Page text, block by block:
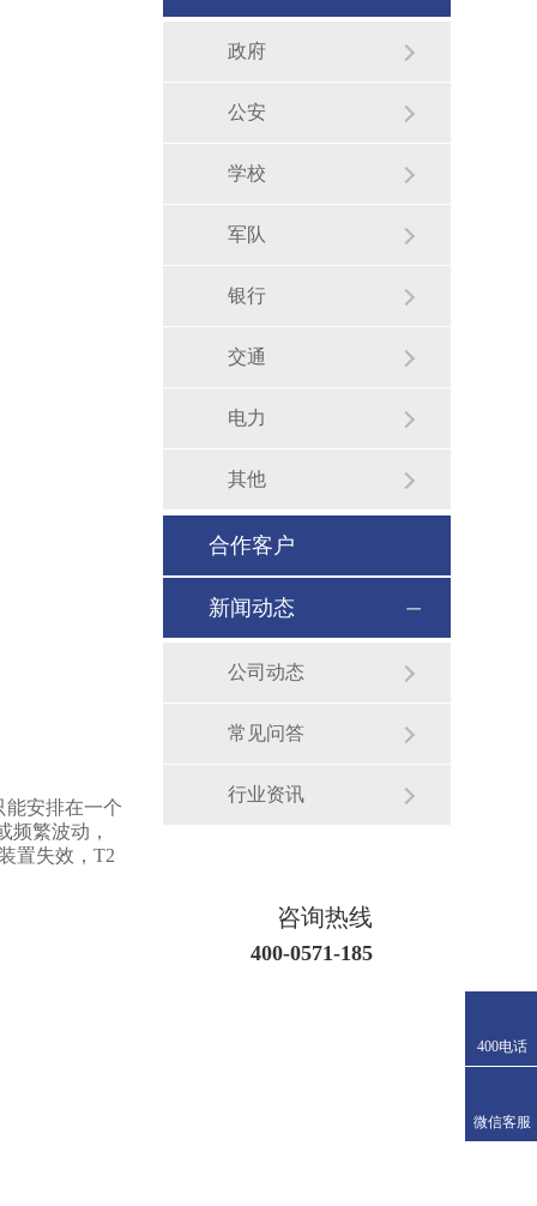
能安排在一个
频繁波动，
置失效，T2
政府
公安
学校
军队
银行
交通
电力
其他
合作客户
新闻动态
公司动态
常见问答
行业资讯
咨询热线
400-0571-185
400电话
微信客服